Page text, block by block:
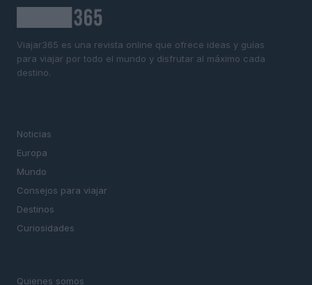
Viajar365 es una revista online que ofrece ideas y guías
para viajar por todo el mundo y disfrutar al máximo cada
destino.
Noticias
Europa
Mundo
Consejos para viajar
Destinos
Curiosidades
Quienes somos